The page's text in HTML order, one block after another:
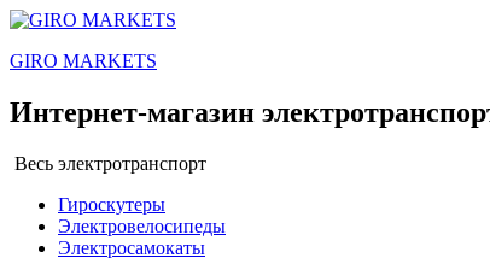
GIRO MARKETS
Интернет-магазин
Весь электротранспорт
Гироскутеры
Электровелосипеды
Электросамокаты